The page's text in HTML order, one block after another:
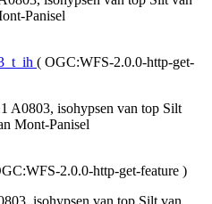
Panisel
( OGC:WFS-2.0.0-http-get-
A0803, isohypsen van top Silt
Mont-Panisel
2.0.0-http-get-feature )